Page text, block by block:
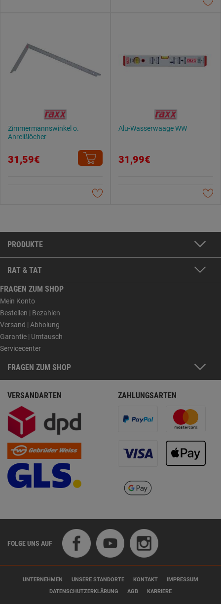
Zimmermannswinkel o.
Anreißlöcher
31,59€
Alu-Wasserwaage WW
31,99€
PRODUKTE
RAT & TAT
FRAGEN ZUM SHOP
Mein Konto
Bestellen | Bezahlen
Versand | Abholung
Garantie | Umtausch
Servicecenter
FRAGEN ZUM SHOP
VERSANDARTEN ZAHLUNGSARTEN
FOLGE UNS AUF
UNTERNEHMEN UNSERE STANDORTE KONTAKT
IMPRESSUM
DATENSCHUTZERKLÄRUNG
AGB KARRIERE